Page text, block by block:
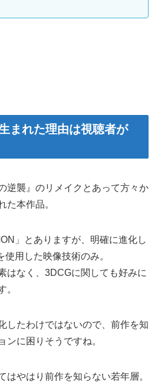
れた理由は視聴者が
逆襲』のリメイクとあって方々か
た本作品。
」とありますが、明確に進化し
用した映像技術のみ。
はなく、3DCGに関しても好みに
。
したわけではないので、前作を知
ンに困りそうですね。
はやはり前作を知らない若年層。